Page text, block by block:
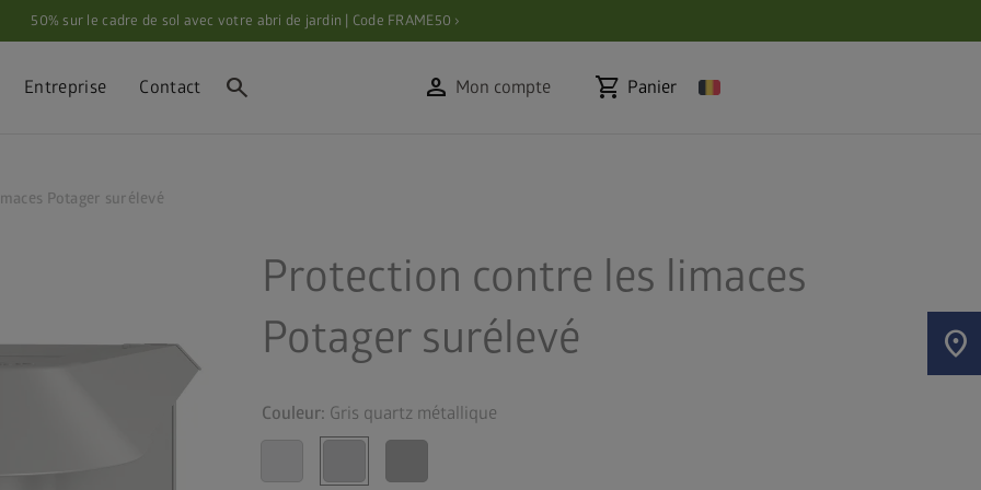
50% sur le cadre de sol avec votre abri de jardin | Code FRAME50 ›
Entreprise Contact search person Mon compte shopping_cart Panier
Potager surélevé
Protection contre les limaces
Potager surélevé
Couleur: Gris quartz métallique
location_on